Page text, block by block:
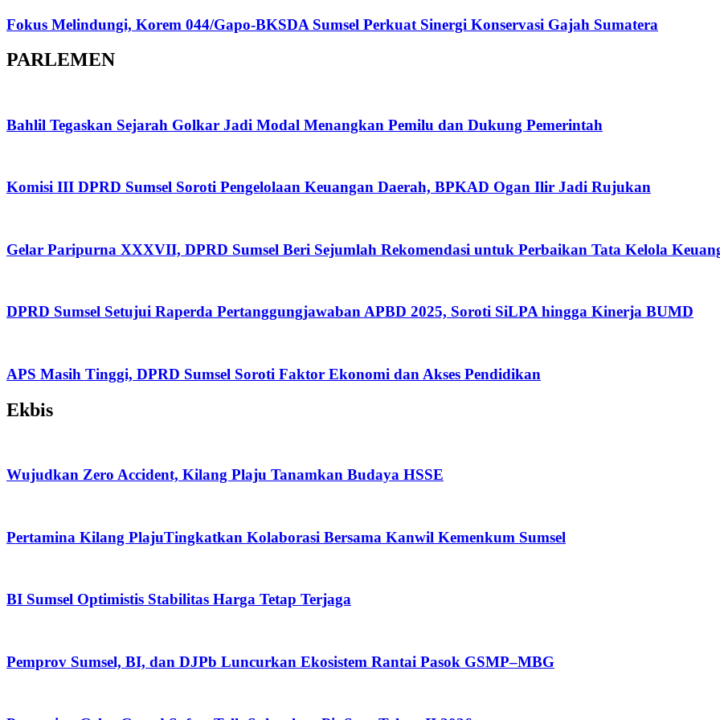
Fokus Melindungi, Korem 044/Gapo-BKSDA Sumsel Perkuat Sinergi Konservasi Gajah Sumatera
PARLEMEN
Bahlil Tegaskan Sejarah Golkar Jadi Modal Menangkan Pemilu dan Dukung Pemerintah
Komisi III DPRD Sumsel Soroti Pengelolaan Keuangan Daerah, BPKAD Ogan Ilir Jadi Rujukan
Gelar Paripurna XXXVII, DPRD Sumsel Beri Sejumlah Rekomendasi untuk Perbaikan Tata Kelola
DPRD Sumsel Setujui Raperda Pertanggungjawaban APBD 2025, Soroti SiLPA hingga Kinerja BUMD
APS Masih Tinggi, DPRD Sumsel Soroti Faktor Ekonomi dan Akses Pendidikan
Ekbis
Wujudkan Zero Accident, Kilang Plaju Tanamkan Budaya HSSE
Pertamina Kilang PlajuTingkatkan Kolaborasi Bersama Kanwil Kemenkum Sumsel
BI Sumsel Optimistis Stabilitas Harga Tetap Terjaga
Pemprov Sumsel, BI, dan DJPb Luncurkan Ekosistem Rantai Pasok GSMP–MBG